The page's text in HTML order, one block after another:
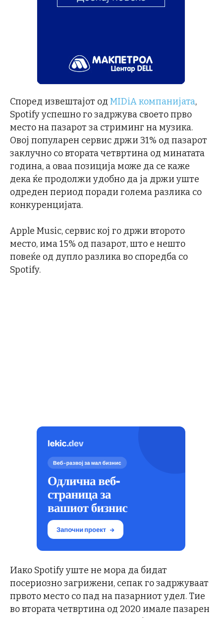
Според извештајот од MIDiA компанијата,
Spotify успешно го задржува своето прво
место на пазарот за стриминг на музика.
Овој популарен сервис држи 31% од пазарот
заклучно со втората четвртина од минатата
година, а оваа позиција може да се каже
дека ќе продолжи удобно да ја држи уште
одреден период поради голема разлика со
конкуренцијата.
Apple Music, сервис кој го држи второто
место, има 15% од пазарот, што е нешто
повеќе од дупло разлика во споредба со
Spotify.
Иако Spotify уште не мора да бидат
посериозно загрижени, сепак го задржуваат
првото место со пад на пазарниот удел. Тие
во втората четвртина од 2020 имале пазарен